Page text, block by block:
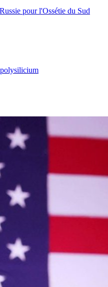
pour l'Ossétie du Sud
polysilicium